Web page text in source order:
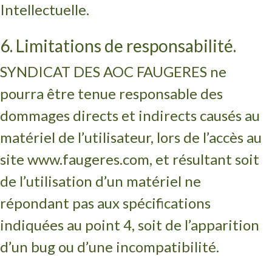
Intellectuelle.
6. Limitations de responsabilité.
SYNDICAT DES AOC FAUGERES ne
pourra être tenue responsable des
dommages directs et indirects causés au
matériel de l’utilisateur, lors de l’accès au
site www.faugeres.com, et résultant soit
de l’utilisation d’un matériel ne
répondant pas aux spécifications
indiquées au point 4, soit de l’apparition
d’un bug ou d’une incompatibilité.